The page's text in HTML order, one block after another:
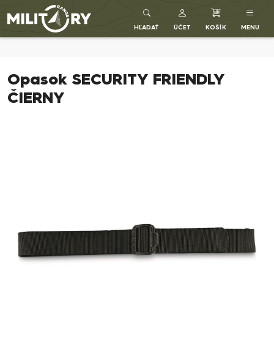
Army shop MILITARY RANGE SK
HĽADAŤ ÚČET KOŠÍK MENU
Opasok SECURITY FRIENDLY
ČIERNY